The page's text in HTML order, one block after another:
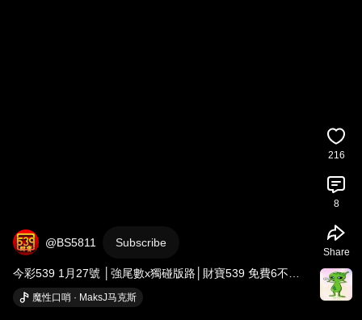
@BS5811 Subscribe
今彩539 1月27號 │強尾數x獨碰版路│財寶539 免費6不出
低機Free
魔性口哨 · MaksJ马克斯
216
8
Share